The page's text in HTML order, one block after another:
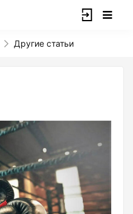
Другие статьи